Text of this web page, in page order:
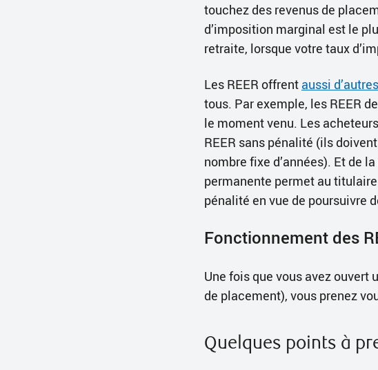
touchez des revenus de
d’imposition marginal est le
retraite, lorsque votre taux
Les REER offrent aussi
tous. Par exemple, les REER
le moment venu. Les
REER sans pénalité (ils
nombre fixe d’années). Et de
permanente permet au
pénalité en vue de poursuivre
Fonctionnement des
Une fois que vous avez ouvert
de placement), vous prenez
Quelques points à